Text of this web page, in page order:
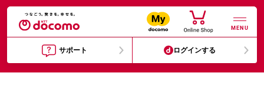
MENU
サポート ログインする